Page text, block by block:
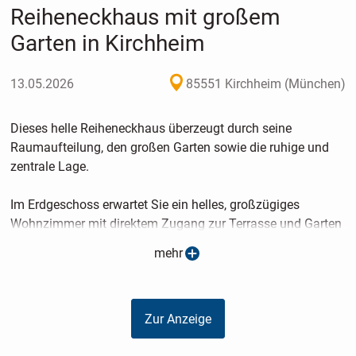
Reiheneckhaus mit großem
Garten in Kirchheim
13.05.2026 85551 Kirchheim (München)
Dieses helle Reiheneckhaus überzeugt durch seine
Raumaufteilung, den großen Garten sowie die ruhige und
zentrale Lage.
Im Erdgeschoss erwartet Sie ein helles, großzügiges
Wohnzimmer mit direktem Zugang zur Terrasse und Garten
- ein idealer Ort für entspannte Stunden mit Familie und
fernab des Wohnbereiches.
Im ersten Obergeschoss befinden sich drei Schlafzimmer,
mehr
Zur Anzeige